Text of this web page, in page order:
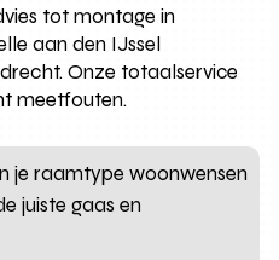
tot montage in
aan den IJssel
Onze totaalservice
meetfouten.
je raamtype woonwensen
juiste gaas en